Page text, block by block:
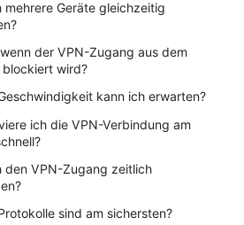
mehrere Geräte gleichzeitig
der VPN-Zugang aus dem
blockiert wird?
kann ich erwarten?
ich die VPN-Verbindung am
den VPN-Zugang zeitlich
sind am sichersten?